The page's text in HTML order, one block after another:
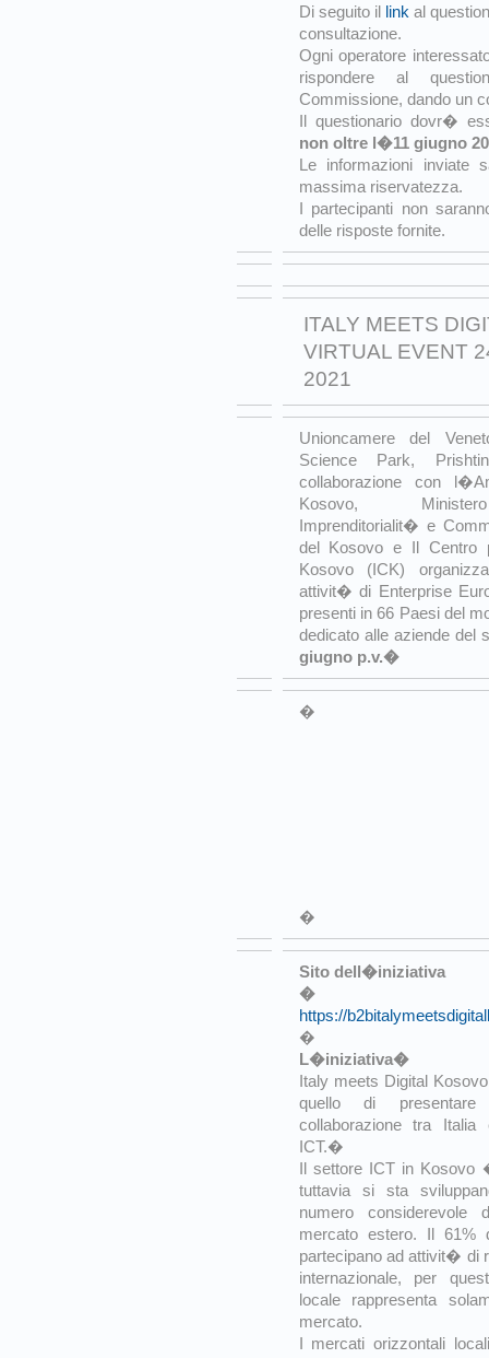
Di seguito il
link al
consultazione.
Ogni operatore
rispondere al
Commissione, dando un
Il questionario dovr�
non oltre l�11 giugno
Le informazioni inviate
massima riservatezza.
I partecipanti non
delle risposte fornite.
ITALY MEETS
VIRTUAL EVENT
2021
Unioncamere del
Science Park,
collaborazione con
Kosovo,
Imprenditorialit� e
del Kosovo e Il Centro
Kosovo (ICK)
attivit� di Enterprise
presenti in 66 Paesi del
dedicato alle aziende del
giugno p.v.�
�
�
Sito dell�iniziativa
�
https://
�
L�iniziativa�
Italy meets Digital
quello di
collaborazione tra
ICT.�
Il settore ICT in Kosovo
tuttavia si sta
numero considerevole
mercato estero. Il 61%
partecipano ad attivit� di
internazionale, per
locale rappresenta
mercato.
I mercati orizzontali